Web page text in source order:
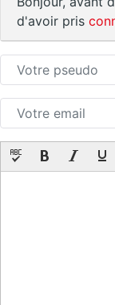
d'avoir pris